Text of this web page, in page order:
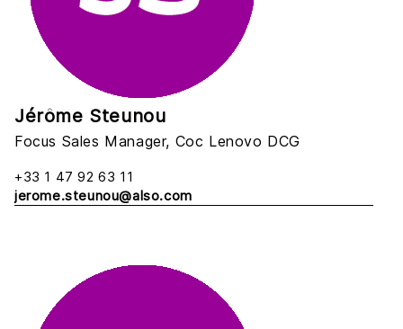
Jérôme Steunou
Focus Sales Manager, Coc Lenovo DCG
+33 1 47 92 63 11
jerome.steunou@also.com